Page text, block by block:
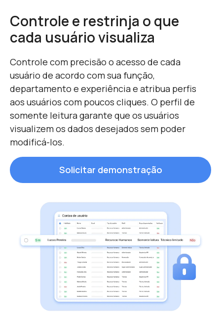
Controle e restrinja o que
cada usuário visualiza
Controle com precisão o acesso de cada
usuário de acordo com sua função,
departamento e experiência e atribua perfis
aos usuários com poucos cliques. O perfil de
somente leitura garante que os usuários
visualizem os dados desejados sem poder
modificá-los.
Solicitar demonstração